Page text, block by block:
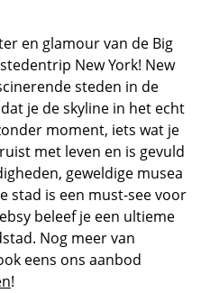
en glamour van de Big
New York! New
steden in de
je de skyline in het echt
moment, iets wat je
met leven en is gevuld
geweldige musea
stad is een must-see voor
beleef je een ultieme
Nog meer van
eens ons aanbod
!